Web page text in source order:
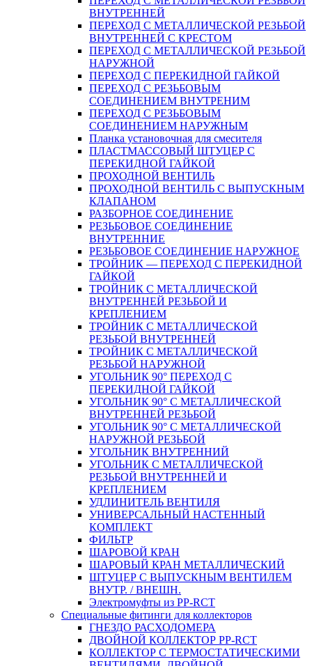
ВНУТРЕННЕЙ
ПЕРЕХОД С МЕТАЛЛИЧЕСКОЙ РЕЗЬБОЙ
ВНУТРЕННЕЙ С КРЕСТОМ
ПЕРЕХОД С МЕТАЛЛИЧЕСКОЙ РЕЗЬБОЙ
НАРУЖНОЙ
ПЕРЕХОД С ПЕРЕКИДНОЙ ГАЙКОЙ
ПЕРЕХОД С РЕЗЬБОВЫМ
СОЕДИНЕНИЕМ ВНУТРЕНИМ
ПЕРЕХОД С РЕЗЬБОВЫМ
СОЕДИНЕНИЕМ НАРУЖНЫМ
Планка установочная для смесителя
ПЛАСТМАССОВЫЙ ШТУЦЕР С
ПЕРЕКИДНОЙ ГАЙКОЙ
ПРОХОДНОЙ ВЕНТИЛЬ
ПРОХОДНОЙ ВЕНТИЛЬ С ВЫПУСКНЫМ
КЛАПАНОМ
РАЗБОРНОЕ СОЕДИНЕНИЕ
РЕЗЬБОВОЕ СОЕДИНЕНИЕ
ВНУТРЕННИЕ
РЕЗЬБОВОЕ СОЕДИНЕНИЕ НАРУЖНОЕ
ТРОЙНИК — ПЕРЕХОД С ПЕРЕКИДНОЙ
ГАЙКОЙ
ТРОЙНИК С МЕТАЛЛИЧЕСКОЙ
ВНУТРЕННЕЙ РЕЗЬБОЙ И
КРЕПЛЕНИЕМ
ТРОЙНИК С МЕТАЛЛИЧЕСКОЙ
РЕЗЬБОЙ ВНУТРЕННЕЙ
ТРОЙНИК С МЕТАЛЛИЧЕСКОЙ
РЕЗЬБОЙ НАРУЖНОЙ
УГОЛЬНИК 90° ПЕРЕХОД С
ПЕРЕКИДНОЙ ГАЙКОЙ
УГОЛЬНИК 90° С МЕТАЛЛИЧЕСКОЙ
ВНУТРЕННEЙ РЕЗЬБОЙ
УГОЛЬНИК 90° С МЕТАЛЛИЧЕСКОЙ
НАРУЖНОЙ РЕЗЬБОЙ
УГОЛЬНИК ВНУТРЕННИЙ
УГОЛЬНИК С МЕТАЛЛИЧЕСКОЙ
РЕЗЬБОЙ ВНУТРЕННЕЙ И
КРЕПЛЕНИЕМ
УДЛИНИТЕЛЬ ВЕНТИЛЯ
УНИВЕРСАЛЬНЫЙ НАСТЕННЫЙ
КОМПЛЕКТ
ФИЛЬТР
ШАРОВОЙ КРАН
ШАРОВЫЙ КРАН МЕТАЛЛИЧЕСКИЙ
ШТУЦЕР С ВЫПУСКНЫМ ВЕНТИЛЕМ
ВНУТР. / ВНЕШН.
Электромуфты из PP-RCT
Специальные фитинги для коллекторов
ГНЕЗДО РАСХОДОМЕРА
ДВОЙНОЙ КОЛЛЕКТОР PP-RCT
КОЛЛЕКТОР С ТЕРМОСТАТИЧЕСКИМИ